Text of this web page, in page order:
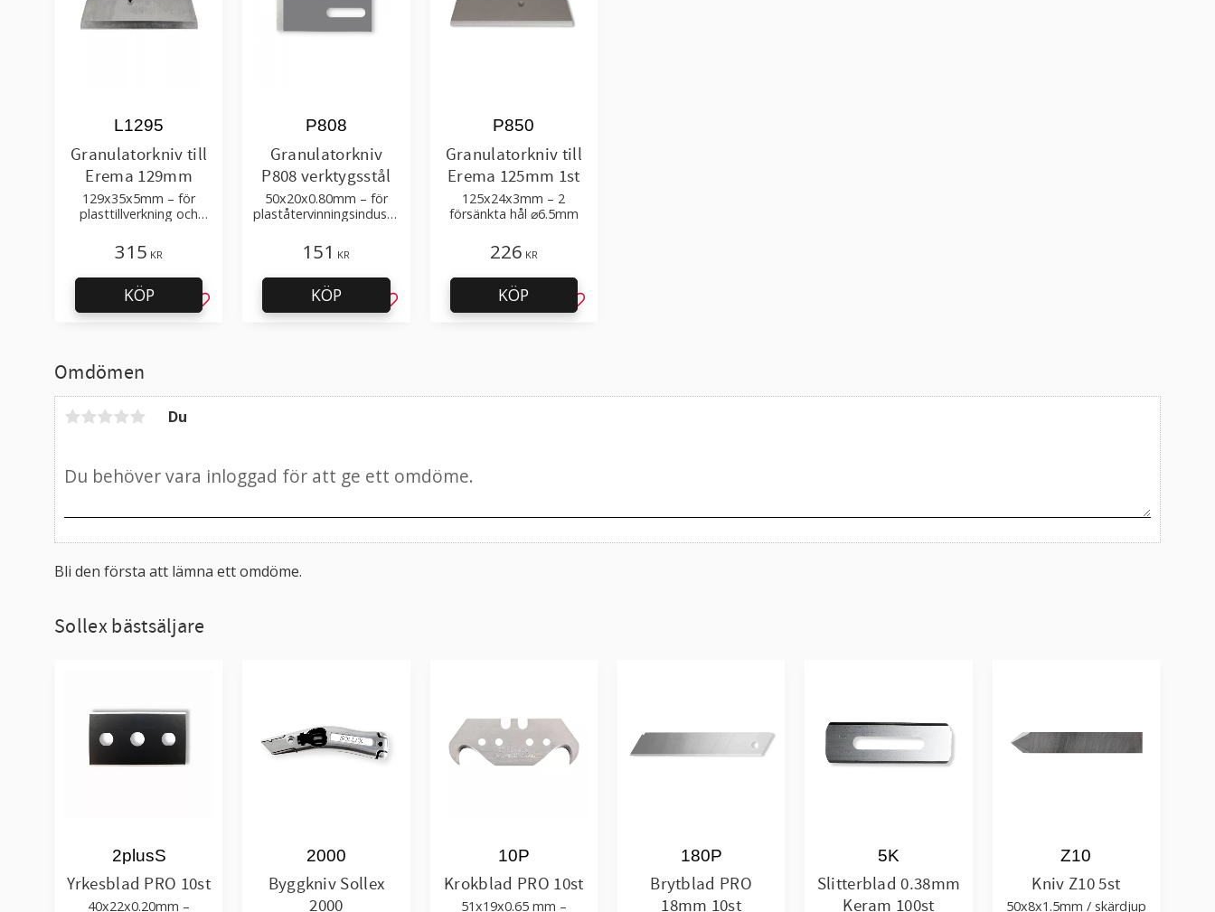
Omdömen
Du
Bli den första att lämna ett omdöme.
Granulatorkniv till
Erema 129mm
129x35x5mm – för
plasttillverkning och
L1295
315 KR
Lägg till i favoriter
KÖP
Granulatorkniv
P808 verktygsstål
50x20x0.80mm – för
plaståtervinningsindustri
P808
151 KR
Lägg till i favoriter
KÖP
Granulatorkniv till
Erema 125mm 1st
125x24x3mm – 2
försänkta hål ⌀6.5mm
P850
226 KR
Lägg till i favoriter
KÖP
Sollex bästsäljare
Yrkesblad PRO 10st
40x22x0.20mm –
2plusS
Byggkniv Sollex
2000
2000
Krokblad PRO 10st
51x19x0.65 mm –
10P
Brytblad PRO
18mm 10st
180P
Slitterblad 0.38mm
Keram 100st
5K
Kniv Z10 5st
50x8x1.5mm / skärdjup
Z10